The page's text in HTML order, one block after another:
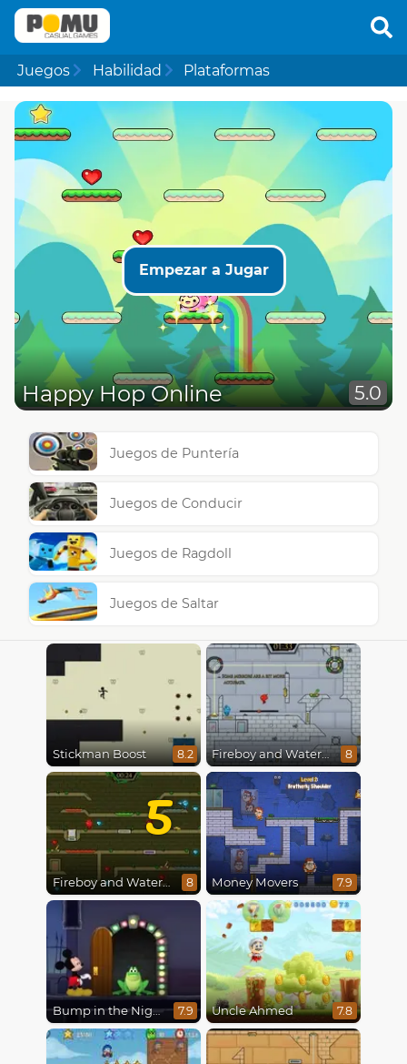
Juegos Habilidad Plataformas
Empezar a Jugar
Happy Hop Online 5.0
Juegos de Puntería
Juegos de Conducir
Juegos de Ragdoll
Juegos de Saltar
Stickman Boost 8.2 Fireboy and Watergirl in The Ice Temple 8
5
Fireboy and Watergirl 5 : Elements 8 Money Movers 7.9
Bump in the Night 7.9 Uncle Ahmed 7.8